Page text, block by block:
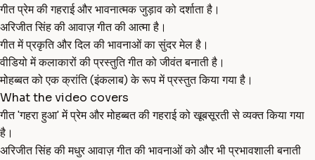
गीत प्रेम की गहराई और भावनात्मक जुड़ाव को दर्शाता है।
अरिजीत सिंह की आवाज़ गीत की आत्मा है।
गीत में प्रकृति और दिल की भावनाओं का सुंदर मेल है।
वीडियो में कलाकारों की प्रस्तुति गीत को जीवंत बनाती है।
मोहब्बत को एक क्रांति (इंकलाब) के रूप में प्रस्तुत किया गया है।
What the video covers
गीत 'गहरा हुआ' में प्रेम और मोहब्बत की गहराई को खूबसूरती से व्यक्त किया गया
है।
अरिजीत सिंह की मधुर आवाज़ गीत की भावनाओं को और भी प्रभावशाली बनाती